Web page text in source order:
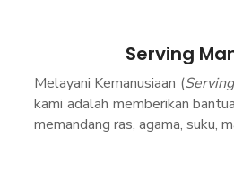
Serving
Melayani Kemanusiaan (
kami adalah memberikan
memandang ras, agama, suku,